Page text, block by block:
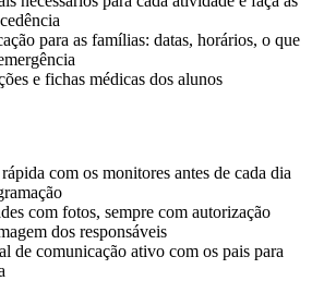
para as famílias: datas, horários, o que
e fichas médicas dos alunos
com os monitores antes de cada dia
com fotos, sempre com autorização
dos responsáveis
de comunicação ativo com os pais para